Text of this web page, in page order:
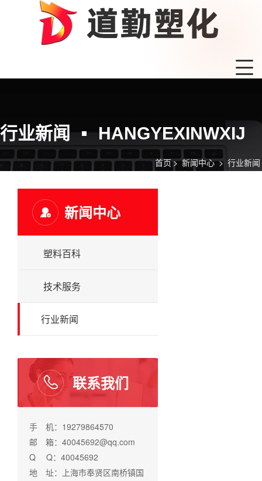
行业新闻 HANGYEXINWXIJ
首页 >新闻中心> 行业新闻
新闻中心
塑料百科
技术服务
行业新闻
联系我们
手 机：19279864570
邮 箱：40045692@qq.com
Q Q：40045692
地 址：上海市奉贤区南桥镇国